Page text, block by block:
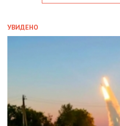
УВИДЕНО